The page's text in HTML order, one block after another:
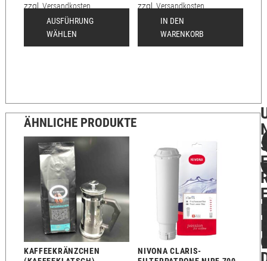
zzgl.Versandkosten
Lieferzeit:2-12 Tage
AUSFÜHRUNG
WÄHLEN
zzgl.Versandkosten
IN DEN
WARENKORB
ÄHNLICHE PRODUKTE
KAFFEEKRÄNZCHEN
NIVONA CLARIS-